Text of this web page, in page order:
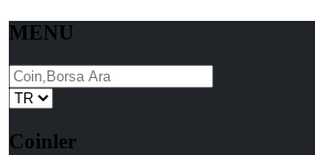
MENU
Coinler